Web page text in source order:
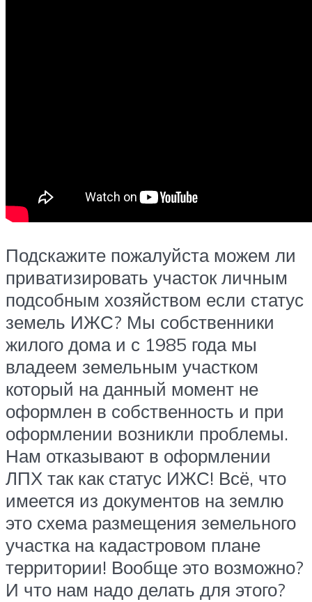
Подскажите пожалуйста можем ли
приватизировать участок личным
подсобным хозяйством если статус
земель ИЖС? Мы собственники
жилого дома и с 1985 года мы
владеем земельным участком
который на данный момент не
оформлен в собственность и при
оформлении возникли проблемы.
Нам отказывают в оформлении
ЛПХ так как статус ИЖС! Всё, что
имеется из документов на землю
это схема размещения земельного
участка на кадастровом плане
территории! Вообще это возможно?
И что нам надо делать для этого?